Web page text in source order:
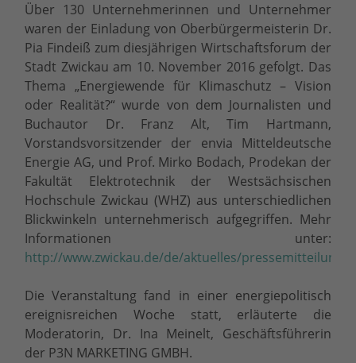
Über 130 Unternehmerinnen und Unternehmer
waren der Einladung von Oberbürgermeisterin Dr.
Pia Findeiß zum diesjährigen Wirtschaftsforum der
Stadt Zwickau am 10. November 2016 gefolgt. Das
Thema „Energiewende für Klimaschutz – Vision
oder Realität?“ wurde von dem Journalisten und
Buchautor Dr. Franz Alt, Tim Hartmann,
Vorstandsvorsitzender der envia Mitteldeutsche
Energie AG, und Prof. Mirko Bodach, Prodekan der
Fakultät Elektrotechnik der Westsächsischen
Hochschule Zwickau (WHZ) aus unterschiedlichen
Blickwinkeln unternehmerisch aufgegriffen. Mehr
Informationen unter:
http://www.zwickau.de/de/aktuelles/
Die Veranstaltung fand in einer energiepolitisch
ereignisreichen Woche statt, erläuterte die
Moderatorin, Dr. Ina Meinelt, Geschäftsführerin
der P3N MARKETING GMBH.